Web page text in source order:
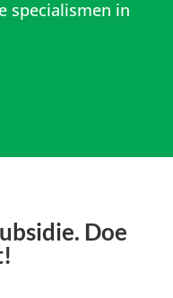
specialismen in
Doe